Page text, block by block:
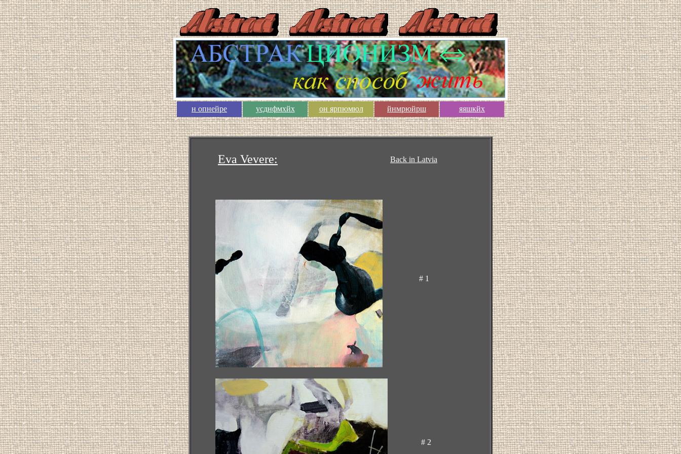
н опнейре усднфмхйх он ярпюмюл йнмрюйрш яяшкйх
Eva Vevere: Back in Latvia
# 1
# 2